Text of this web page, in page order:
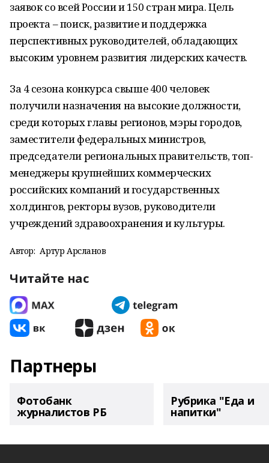
заявок со всей России и 150 стран мира. Цель
проекта – поиск, развитие и поддержка
перспективных руководителей, обладающих
высоким уровнем развития лидерских качеств.
За 4 сезона конкурса свыше 400 человек
получили назначения на высокие должности,
среди которых главы регионов, мэры городов,
заместители федеральных министров,
председатели региональных правительств, топ-
менеджеры крупнейших коммерческих
российских компаний и государственных
холдингов, ректоры вузов, руководители
учреждений здравоохранения и культуры.
Автор: Артур Арсланов
Читайте нас
Партнеры
Фотобанк
журналистов РБ
Рубрика "Еда и
напитки"